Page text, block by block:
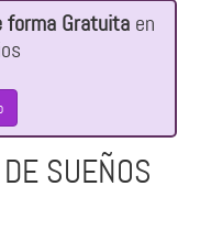
forma Gratuitaen
SUEÑOS